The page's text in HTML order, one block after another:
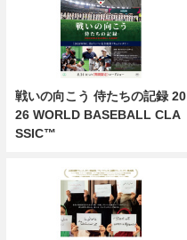
戦いの向こう 侍たちの記録 20
26 WORLD BASEBALL CLA
SSIC™